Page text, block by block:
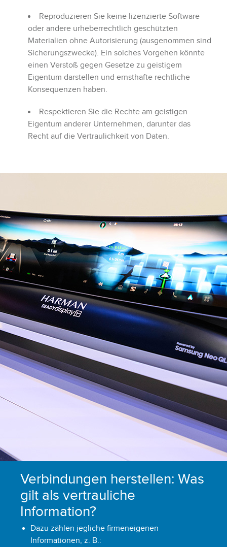
Reproduzieren Sie keine lizenzierte Software
oder andere urheberrechtlich geschützten
Materialien ohne Autorisierung (ausgenommen sind
Sicherungszwecke). Ein solches Vorgehen könnte
einen Verstoß gegen Gesetze zu geistigem
Eigentum darstellen und ernsthafte rechtliche
Konsequenzen haben.
Respektieren Sie die Rechte am geistigen
Eigentum anderer Unternehmen, darunter das
Recht auf die Vertraulichkeit von Daten.
Verbindungen herstellen: Was
gilt als vertrauliche
Information?
Dazu zählen jegliche firmeneigenen
Informationen, z. B.: